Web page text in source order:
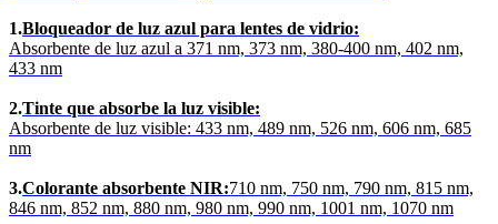
1.Bloqueador de luz azul para lentes de vidrio:
Absorbente de luz azul a 371 nm, 373 nm, 380-400 nm, 402 nm,
433 nm
2.Tinte que absorbe la luz visible:
Absorbente de luz visible: 433 nm, 489 nm, 526 nm, 606 nm, 685
nm
3.Colorante absorbente NIR:710 nm, 750 nm, 790 nm, 815 nm,
846 nm, 852 nm, 880 nm, 980 nm, 990 nm, 1001 nm, 1070 nm